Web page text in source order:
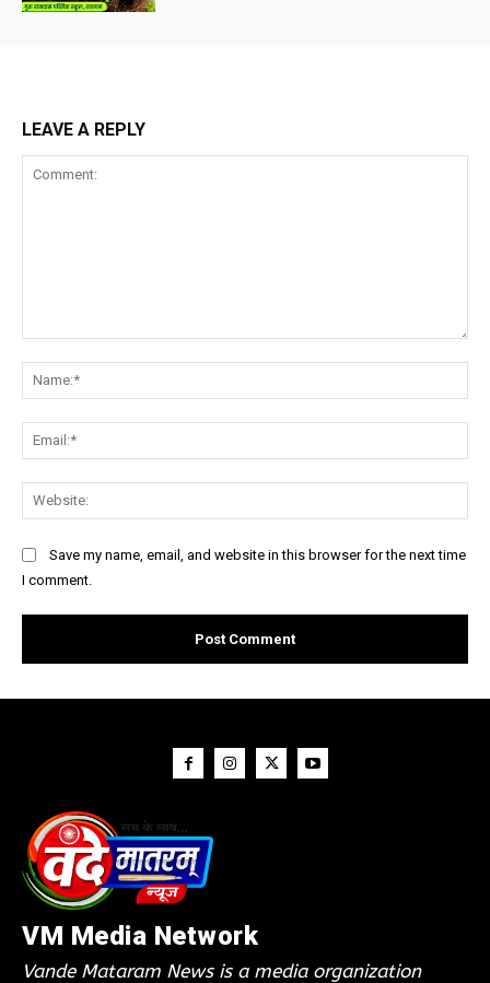
LEAVE A REPLY
Save my name, email, and website in this browser for the next time
I comment.
VM Media Network
Vande Mataram News is a media organization